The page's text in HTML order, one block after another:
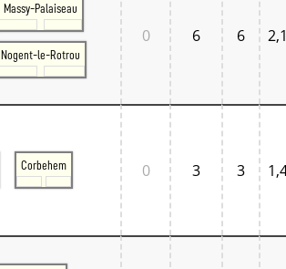
Massy-Palaiseau
Nogent-le-Rotrou
0 6 6
Corbehem 0 3 3